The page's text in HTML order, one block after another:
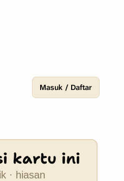
Masuk / Daftar
kartu ini
· hiasan